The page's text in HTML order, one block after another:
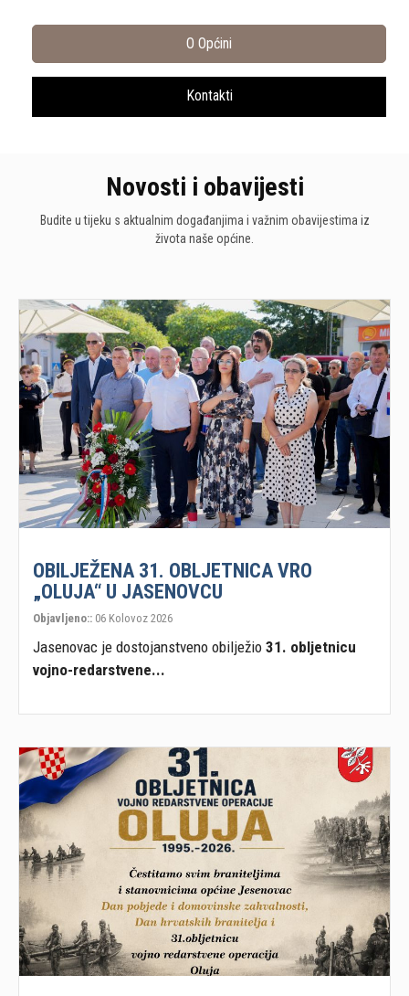
O Općini
Kontakti
Novosti i obavijesti
Budite u tijeku s aktualnim događanjima i važnim obavijestima iz
života naše općine.
OBILJEŽENA 31. OBLJETNICA VRO
„OLUJA“ U JASENOVCU
Objavljeno:: 06 Kolovoz 2026
Jasenovac je dostojanstveno obilježio 31. obljetnicu
vojno-redarstvene...